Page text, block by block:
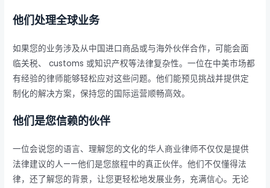
他们处理全球业务
如果您的业务涉及从中国进口商品或与海外伙伴合作，可能会面
临关税、 customs 或知识产权等法律复杂性。一位在中美市场都
有经验的律师能够轻松应对这些问题。他们能预见挑战并提供定
制化的解决方案，保持您的国际运营顺畅高效。
他们是您信赖的伙伴
一位会说您的语言、理解您的文化的华人商业律师不仅仅是提供
法律建议的人——他们是您旅程中的真正伙伴。他们不仅懂得法
律，还了解您的背景，让您更轻松地发展业务，充满信心。无论